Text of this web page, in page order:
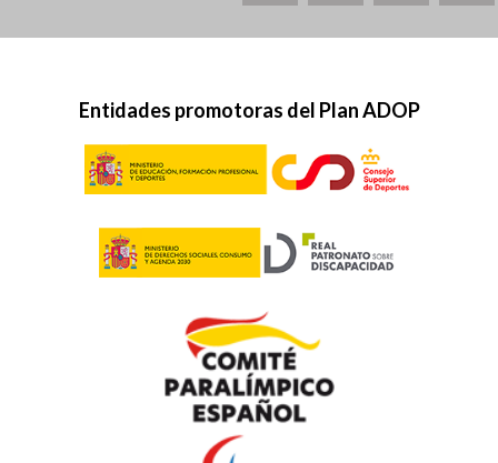
Entidades promotoras del Plan ADOP